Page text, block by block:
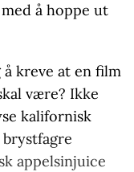
å hoppe ut
kreve at en film
være? Ikke
kalifornisk
appelsinjuice